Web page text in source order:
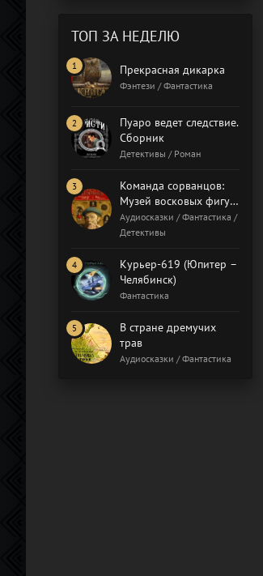
ТОП ЗА НЕДЕЛЮ
Прекрасная дикарка
Фэнтези / Фантастика
Пуаро ведет следствие.
Сборник
Детективы / Роман
Команда сорванцов:
Музей восковых фигур.
Бал газовщиков
Аудиосказки / Фантастика /
Детективы
Курьер-619 (Юпитер –
Челябинск)
Фантастика
В стране дремучих
трав
Аудиосказки / Фантастика